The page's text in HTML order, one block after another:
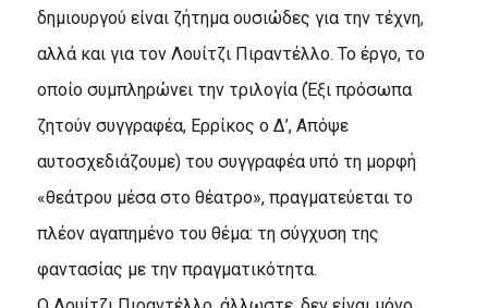
δημιουργού είναι ζήτημα ουσιώδες για την τέχνη,
αλλά και για τον Λουίτζι Πιραντέλλο. Το έργο, το
οποίο συμπληρώνει την τριλογία (Έξι πρόσωπα
ζητούν συγγραφέα, Ερρίκος ο Δ’, Απόψε
αυτοσχεδιάζουμε) του συγγραφέα υπό τη μορφή
«θεάτρου μέσα στο θέατρο», πραγματεύεται το
πλέον αγαπημένο του θέμα: τη σύγχυση της
φαντασίας με την πραγματικότητα.